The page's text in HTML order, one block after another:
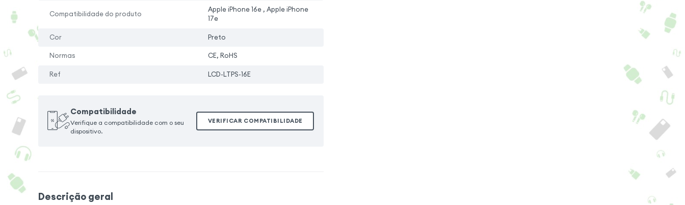
Compatibilidade do produto
Apple iPhone 16e , Apple iPhone
17e
Cor Preto
Normas CE, RoHS
Ref LCD-LTPS-16E
Compatibilidade
Verifique a compatibilidade com o seu
dispositivo.
VERIFICAR COMPATIBILIDADE
Descrição geral